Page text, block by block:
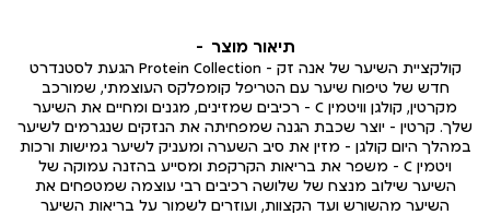
תיאור מוצר
קולקציית השיער של אנה זק – Protein Collection הגעת לסטנדרט
חדש של טיפוח שיער עם הטריפל קומפלקס העוצמתי, שמורכב
מקרטין, קולגן וויטמין C – רכיבים שמזינים, מגנים ומחיים את השיער
שלך. קרטין – יוצר שכבת הגנה שמפחיתה את הנזקים שנגרמים לשיער
במהלך היום קולגן – מזין את סיב השערה ומעניק לשיער גמישות ורכות
ויטמין C – משפר את בריאות הקרקפת ומסייע בהזנה עמוקה של
השיער שילוב מנצח של שלושה רכיבים רבי עוצמה שמטפחים את
השיער מהשורש ועד הקצוות, ועוזרים לשמור על בריאות השיער